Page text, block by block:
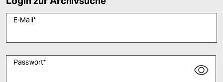
E-Mail*
Passwort*